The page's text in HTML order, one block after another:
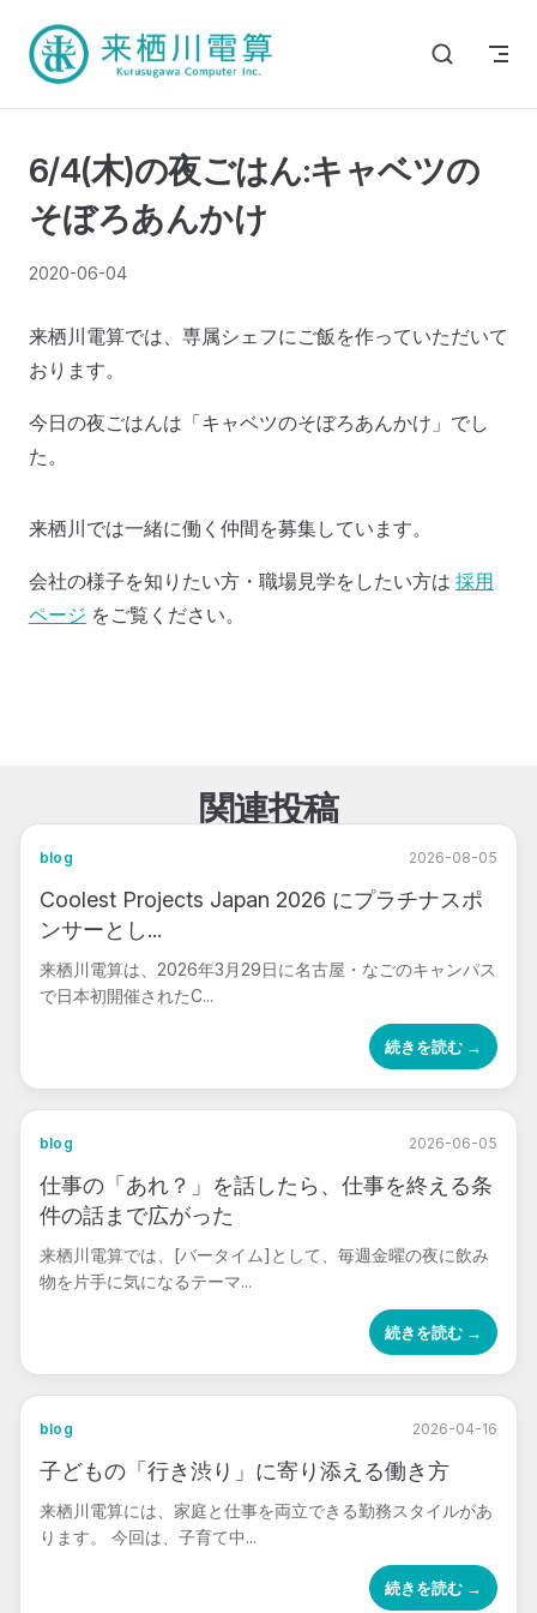
6/4(木)の夜ごはん:キャベツの
そぼろあんかけ
2020-06-04
来栖川電算では、専属シェフにご飯を作っていただいて
おります。
今日の夜ごはんは「キャベツのそぼろあんかけ」でし
た。
来栖川では一緒に働く仲間を募集しています。
会社の様子を知りたい方・職場見学をしたい方は 採用
ページ をご覧ください。
関連投稿
blog 2026-08-05
Coolest Projects Japan 2026 にプラチナスポ
ンサーとし...
来栖川電算は、2026年3月29日に名古屋・なごのキャンパス
で日本初開催されたC...
続きを読む →
blog 2026-06-05
仕事の「あれ？」を話したら、仕事を終える条
件の話まで広がった
来栖川電算では、[バータイム]として、毎週金曜の夜に飲み
物を片手に気になるテーマ...
続きを読む →
blog 2026-04-16
子どもの「行き渋り」に寄り添える働き方
来栖川電算には、家庭と仕事を両立できる勤務スタイルがあ
ります。 今回は、子育て中...
続きを読む →